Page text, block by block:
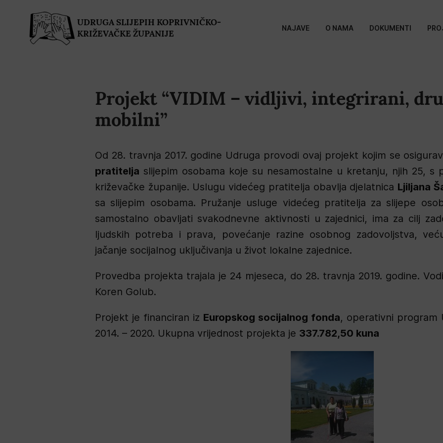
UDRUGA SLIJEPIH KOPRIVNIČKO-
KRIŽEVAČKE ŽUPANIJE
NAJAVE O NAMA DOKUMENTI
Projekt “VIDIM – vidljivi, integrirani,
mobilni”
Od 28. travnja 2017. godine Udruga provodi ovaj projekt kojim se
pratitelja slijepim osobama koje su nesamostalne u kretanju, njih 25, s
križevačke županije. Uslugu videćeg pratitelja obavlja djelatnica Ljiljana
sa slijepim osobama. Pružanje usluge videćeg pratitelja za slijepe
samostalno obavljati svakodnevne aktivnosti u zajednici, ima za cilj
ljudskih potreba i prava, povećanje razine osobnog zadovoljstva,
jačanje socijalnog uključivanja u život lokalne zajednice.
Provedba projekta trajala je 24 mjeseca, do 28. travnja 2019. godine.
Koren Golub.
Projekt je financiran iz Europskog socijalnog fonda, operativni program
2014. – 2020. Ukupna vrijednost projekta je 337.782,50 kuna